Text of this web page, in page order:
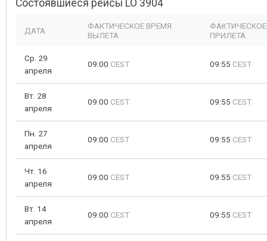
Состоявшиеся рейсы LO 3904
ДАТА
ФАКТИЧЕСКОЕ ВРЕМЯ
ВЫЛЕТА
ПРИЛЕТА
Ср. 29
апреля
09:00 CEST 09:55 CEST
Вт. 28
апреля
09:00 CEST 09:55 CEST
Пн. 27
апреля
09:00 CEST 09:55 CEST
Чт. 16
апреля
09:00 CEST 09:55 CEST
Вт. 14
апреля
09:00 CEST 09:55 CEST